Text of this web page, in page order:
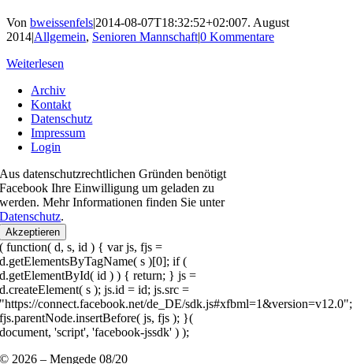
Von bweissenfels|2014-08-07T18:32:52+02:007. August
2014|Allgemein, Senioren Mannschaft|0 Kommentare
Weiterlesen
Archiv
Kontakt
Datenschutz
Impressum
Login
Aus datenschutzrechtlichen Gründen benötigt
Facebook Ihre Einwilligung um geladen zu
werden. Mehr Informationen finden Sie unter
Datenschutz.
Akzeptieren
( function( d, s, id ) { var js, fjs =
d.getElementsByTagName( s )[0]; if (
d.getElementById( id ) ) { return; } js =
d.createElement( s ); js.id = id; js.src =
"https://connect.facebook.net/de_DE/sdk.js#xfbml=1&version=v12.0";
fjs.parentNode.insertBefore( js, fjs ); }(
document, 'script', 'facebook-jssdk' ) );
© 2026 – Mengede 08/20